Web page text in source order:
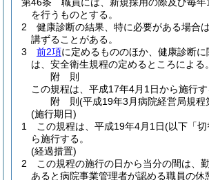
を行うものとする。
2
健康診断の結果、特に必要がある場合
講ずることがある。
3
前2項に定めるもののほか、健康診断
は、安全衛生規程の定めるところによる。
附 則
この規程は、平成17年4月1日から施行す
附 則(平成19年3月病院経営局規程
(施行期日)
1
この規程は、平成19年4月1日(以下「
ら施行する。
(経過措置)
2
この規程の施行の日から当分の間は、
あると病院事業管理者が認める職員の休